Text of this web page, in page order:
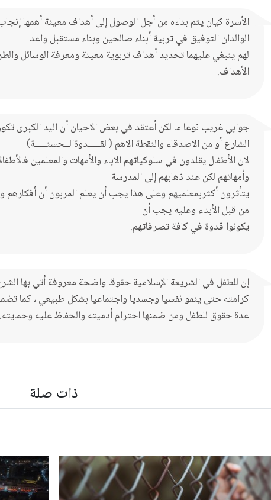
الأسرة كيان يتم بناءه من أجل الوصول إلى أهداف معينة أهمها إنجاب
الوالدان التوفيق في تربية أبناء صالحين وبناء مستقبل واعد
لهم ينبغي عليهما تحديد أهداف تربوية معينة ومعرفة الوسائل
الأهداف.
جوابي غريب نوعا ما لكن أعتقد في بعض الاحيان أن اليد الكبرى
الشارع أو من الاصدقاء والنقطة الاهم (القـــــدوةالــحسنـــــة)
لان الأطفال يقلدون في سلوكياتهم الاباء والأمهات والمعلمين
وأمهاتهم لكن عند ذهابهم إلى المدرسة
يتأثرون أكثربمعلميهم وعلى هذا يجب أن يعلم المربون أن
من قبل الأبناء وعليه يجب أن
يكونوا قدوة في كافة تصرفاتهم.
إن للطفل في الشريعة الإسلامية حقوقا واضحة معروفة أتي بها
كرامته حتى ينمو نفسيا وجسديا واجتماعيا بشكل طبيعي ، كما
عدة حقوق للطفل ومن ضمنها احترام أدميته والحفاظ عليه وحمايته.
ذات صلة